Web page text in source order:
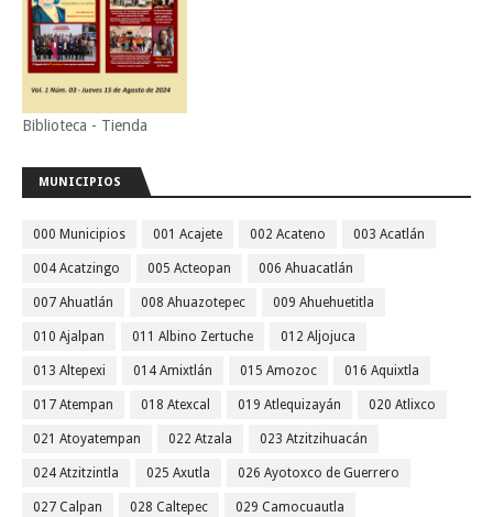
Biblioteca - Tienda
MUNICIPIOS
000 Municipios 001 Acajete 002 Acateno 003 Acatlán
004 Acatzingo 005 Acteopan 006 Ahuacatlán
007 Ahuatlán 008 Ahuazotepec 009 Ahuehuetitla
010 Ajalpan 011 Albino Zertuche 012 Aljojuca
013 Altepexi 014 Amixtlán 015 Amozoc 016 Aquixtla
017 Atempan 018 Atexcal 019 Atlequizayán 020 Atlixco
021 Atoyatempan 022 Atzala 023 Atzitzihuacán
024 Atzitzintla 025 Axutla 026 Ayotoxco de Guerrero
027 Calpan 028 Caltepec 029 Camocuautla